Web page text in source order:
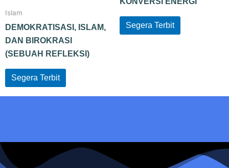
Islam
DEMOKRATISASI, ISLAM,
DAN BIROKRASI
(SEBUAH REFLEKSI)
Segera Terbit
Segera Terbit